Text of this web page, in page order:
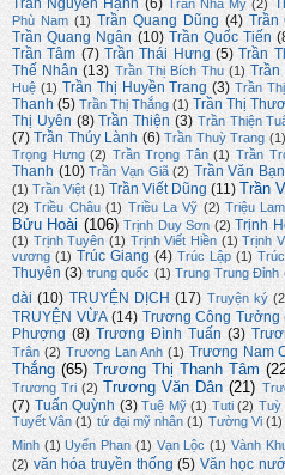
Trần Nhã My (2)
Phù Nam (1) Trần Quang Dũng (4) Trần
Trần Quang Ngân (10) Trần Quốc Tiến
Trần Tâm (7) Trần Thái Hưng (5) Trần
Thế Nhân (13) Trần Thị Bích Thu (1) Trần
Huệ (1) Trần Thị Huyền Trang (3) Trần
Thanh (5) Trần Thị Thắng (1) Trần Thị
Thị Uyên (8) Trần Thiện (3) Trần Thiện
(7) Trần Thúy Lành (6) Trần Thuỳ Trang (1)
Trọng Hưng (2) Trần Trọng Tân (1) Trần
Thanh (10) Trần Vạn Giã (2) Trần Văn Bạn
(1) Trần Việt (1) Trần Viết Dũng (11) Trần
(2) Triều Châu (1) Triều La Vỹ (2) Triệu
Bửu Hoài (106) Trịnh Duy Sơn (2) Trịnh
(1) Trịnh Tuyên (1) Trịnh Viết Hiền (1) Trịnh
vương (1) Trúc Giang (4) Trúc Lập (1)
Thuyên (3) trung quốc (1) Trung Trung Đỉnh
dài (10) TRUYỆN DỊCH (17) Truyện ký
TRUYỆN VỪA (14) Trương Công Tưởng
Phượng (8) Trương Đình Tuấn (3)
Trân (2) Trương Lan Anh (1) Trương Nam
Thắng (65) Trương Thị Thanh Tâm
Trương Tri (2) Trương Văn Dân (21)
(7) Tuấn Quỳnh (3) Tuệ Mỹ (1) Tuti (2) Tuỳ
Tuyết Vân (1) tứ đại mỹ nhân (1) Tường Vi (1)
Minh (1) Uyển Phan (1) Vạn Lộc (1) Vành
(2) văn hóa truyền thống (5) Văn học